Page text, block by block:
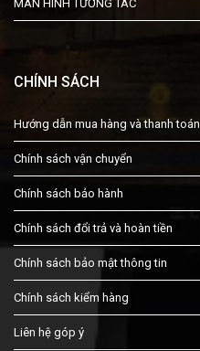
MÀN HÌNH TƯƠNG TÁC
CHÍNH SÁCH
Hướng dẫn mua hàng và thanh toán
Chính sách vận chuyển
Chính sách bảo hành
Chính sách đổi trả và hoàn tiền
Chính sách bảo mật thông tin
Chính sách kiểm hàng
Liên hệ góp ý